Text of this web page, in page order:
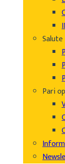
Salute
Pari